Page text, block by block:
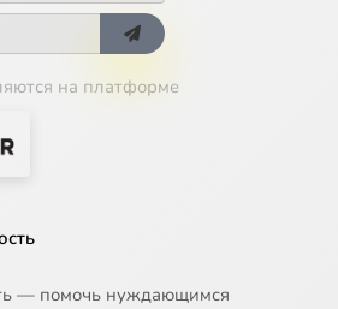
на платформе
— помочь нуждающимся